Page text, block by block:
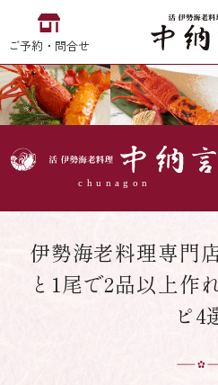
ご予約・問合せ
中納言の
中納言の伊勢海老
伊勢海老料理専門
と1尾で2品以上作
ピ4